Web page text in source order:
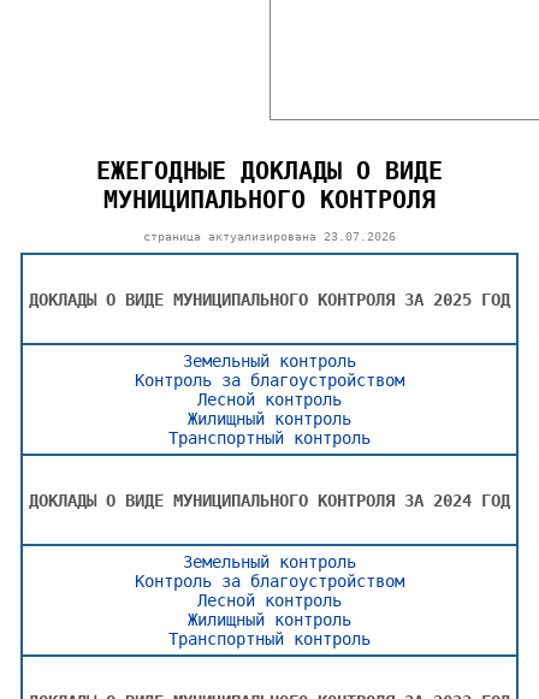
ЕЖЕГОДНЫЕ ДОКЛАДЫ О ВИДЕ
МУНИЦИПАЛЬНОГО КОНТРОЛЯ
страница актуализирована 23.07.2026
ДОКЛАДЫ О ВИДЕ МУНИЦИПАЛЬНОГО КОНТРОЛЯ ЗА 2025 ГОД
Земельный контроль
Контроль за благоустройством
Лесной контроль
Жилищный контроль
Транспортный контроль
ДОКЛАДЫ О ВИДЕ МУНИЦИПАЛЬНОГО КОНТРОЛЯ ЗА 2024 ГОД
Земельный контроль
Контроль за благоустройством
Лесной контроль
Жилищный контроль
Транспортный контроль